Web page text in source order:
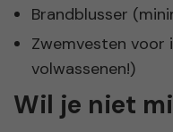
Brandblusser
Zwemvesten voor
volwassenen!)
Wil je niet